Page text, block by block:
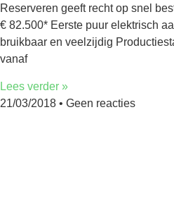
Reserveren geeft recht op snel
€ 82.500* Eerste puur elektrisch
bruikbaar en veelzijdig
vanaf
Lees verder »
21/03/2018
Geen reacties